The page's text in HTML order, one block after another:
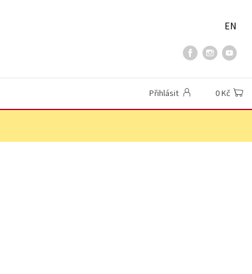
EN
Přihlásit 0 Kč